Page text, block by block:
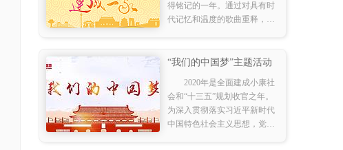
得铭记的一年。通过对具有时
代记忆和温度的歌曲重释，对
众的情感共鸣。 国家音乐产业
“我们的中国梦”主题活动
献唱火热继续
2020年是全面建成小康社
会和“十三五”规划收官之年。
为深入贯彻落实习近平新时代
中国特色社会主义思想，党的